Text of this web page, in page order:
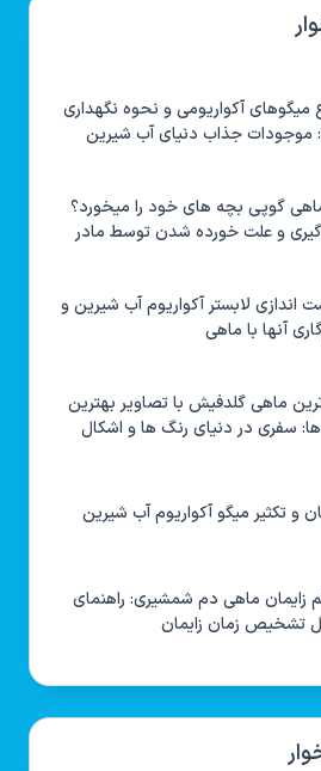
میگوهای آکواریومی و نحوه نگهداری
موجودات جذاب دنیای آب شیرین
ماهی گوپی بچه های خود را میخورد؟
و علت خورده شدن توسط مادر
اندازی لابستر آکواریوم آب شیرین و
آنها با ماهی
ماهی گلدفیش با تصاویر بهترین
سفری در دنیای رنگ ها و اشکال
و تکثیر میگو آکواریوم آب شیرین
زایمان ماهی دم شمشیری: راهنمای
تشخیص زمان زایمان